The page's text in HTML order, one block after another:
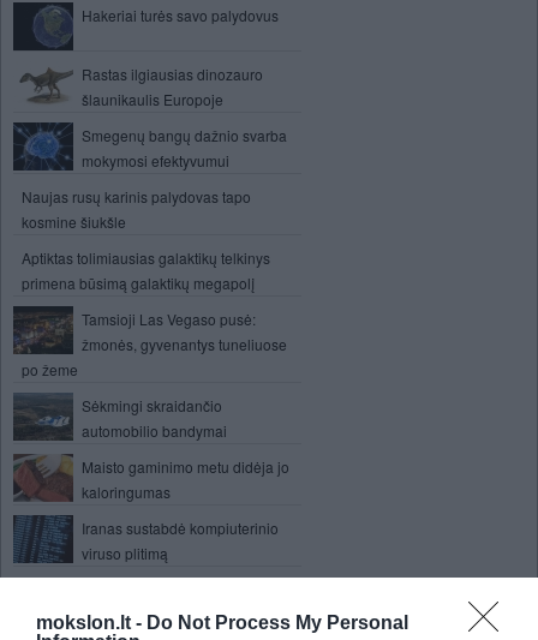
mokslon.lt - Do Not Process My Personal
Hakeriai turės savo palydovus
Rastas ilgiausias dinozauro
šlaunikaulis Europoje
Smegenų bangų dažnio svarba
mokymosi efektyvumui
Naujas rusų karinis palydovas tapo
kosmine šiukšle
Aptiktas tolimiausias galaktikų telkinys
primena būsimą galaktikų megapolį
Tamsioji Las Vegaso pusė:
žmonės, gyvenantys tuneliuose
po žeme
Sėkmingi skraidančio
automobilio bandymai
Maisto gaminimo metu didėja jo
kaloringumas
Iranas sustabdė kompiuterinio
viruso plitimą
žodyną